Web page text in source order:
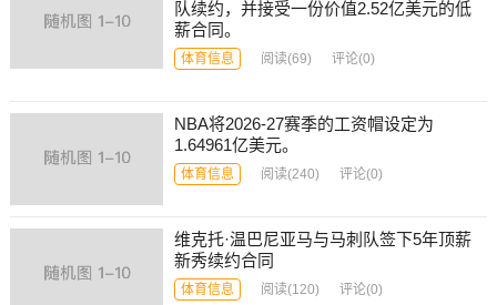
队续约，并接受一份价值2.52亿美元的低
薪合同。
体育信息 阅读(69) 评论(0)
NBA将2026-27赛季的工资帽设定为
1.64961亿美元。
体育信息 阅读(240) 评论(0)
维克托·温巴尼亚马与马刺队签下5年顶薪
新秀续约合同
体育信息 阅读(120) 评论(0)